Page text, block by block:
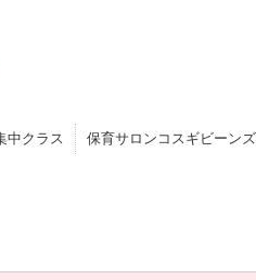
中クラス 保育サロンコスギビーンズ